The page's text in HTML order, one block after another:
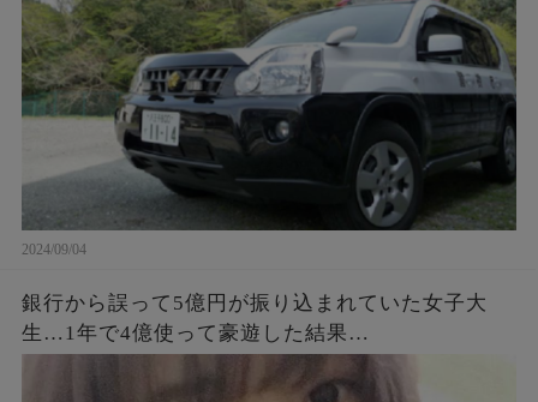
ってね」遭難者「えっ！」
2024/09/04
銀行から誤って5億円が振り込まれていた女子大
生…1年で4億使って豪遊した結果…